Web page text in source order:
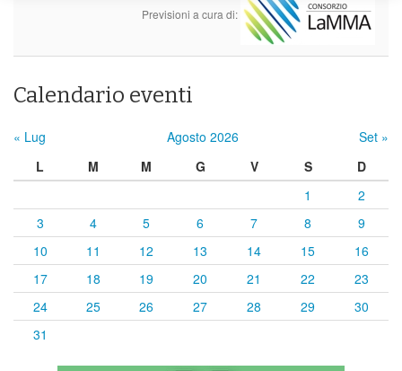
Previsioni a cura di:
Calendario eventi
« Lug Agosto 2026
Set »
L
M M G V S
D
1
2
3
4 5 6 7 8
9
10
11 12 13 14 15
16
17
18 19 20 21 22
23
24
25 26 27 28 29
30
31